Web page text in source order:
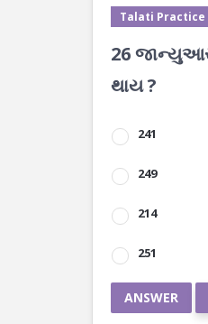
Talati Practice
26
થાય ?
241
249
214
251
ANSWER